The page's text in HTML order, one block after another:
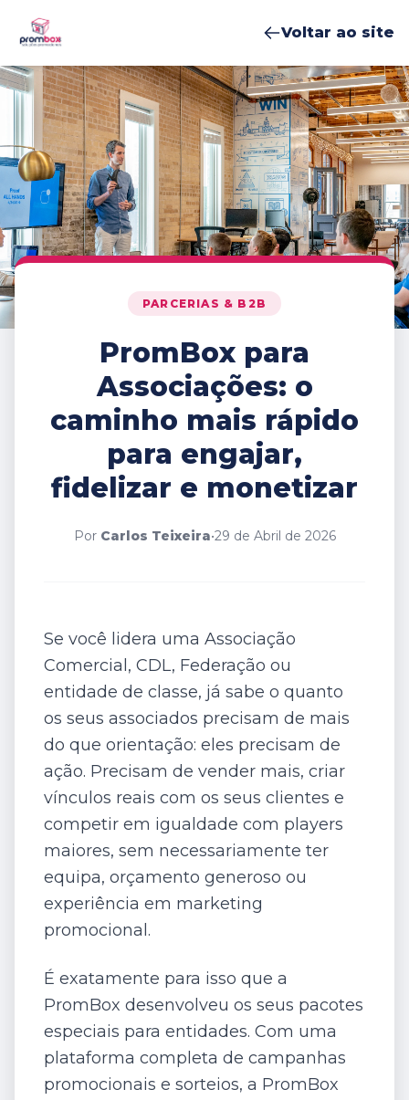
Voltar ao site
PARCERIAS & B2B
PromBox para
Associações: o
caminho mais rápido
para engajar,
fidelizar e monetizar
Por Carlos Teixeira•29 de Abril de 2026
Se você lidera uma Associação
Comercial, CDL, Federação ou
entidade de classe, já sabe o quanto
os seus associados precisam de mais
do que orientação: eles precisam de
ação. Precisam de vender mais, criar
vínculos reais com os seus clientes e
competir em igualdade com players
maiores, sem necessariamente ter
equipa, orçamento generoso ou
experiência em marketing
promocional.
É exatamente para isso que a
PromBox desenvolveu os seus pacotes
especiais para entidades. Com uma
plataforma completa de campanhas
promocionais e sorteios, a PromBox